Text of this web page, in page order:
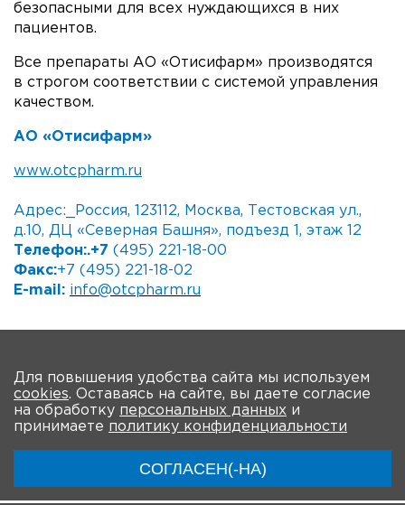
безопасными для всех нуждающихся в них
пациентов.
Все препараты АО «Отисифарм» производятся
в строгом соответствии с системой управления
качеством.
АО «Отисифарм»
www.otcpharm.ru
Адрес:_Россия, 123112, Москва, Тестовская ул.,
д.10, ДЦ «Северная Башня», подъезд 1, этаж 12
Телефон:.+7 (495) 221-18-00
Факс:+7 (495) 221-18-02
E-mail: info@otcpharm.ru
Для повышения удобства сайта мы используем
cookies. Оставаясь на сайте, вы даете согласие
на обработку персональных данных и
принимаете политику конфиденциальности
СОГЛАСЕН(-НА)
О мероприятии Программа Участники